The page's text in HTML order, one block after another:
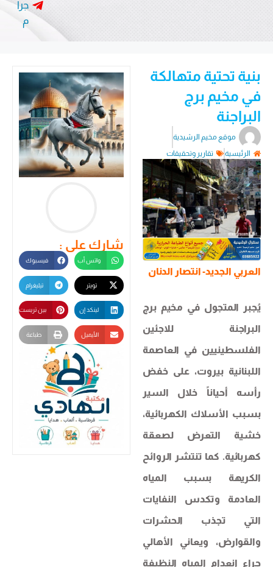
جرا
م
بنية تحتية متهالكة
في مخيم برج
البراجنة
موقع مخيم الرشيدية
الرئيسية
تقارير وتحقيقات
العربي الجديد- انتصار الدنان
يُجبر المتجول في مخيم برج
البراجنة للاجئين
الفلسطينيين في العاصمة
اللبنانية بيروت، على خفض
رأسه أحياناً خلال السير
بسبب الأسلاك الكهربائية،
خشية التعرض لصعقة
كهربائية. كما تنتشر الروائح
الكريهة بسبب المياه
العادمة وتكدس النفايات
التي تجذب الحشرات
والقوارض، ويعاني الأهالي
جراء انعدام المياه النظيفة
شارك على :
واتس أب فيسبوك
تيليغرام
لينكد إن بين تريست
الأيميل طباعة